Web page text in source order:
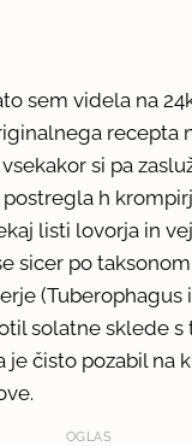
sem videla na
recepta
si pa
postregla h
listi lovorja in
sicer po
(Tuberophagus
solatne sklede s
je čisto pozabil na
OGLAS